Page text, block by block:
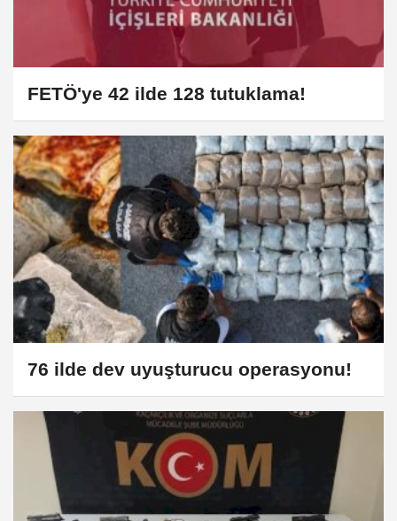
FETÖ'ye 42 ilde 128 tutuklama!
76 ilde dev uyuşturucu operasyonu!